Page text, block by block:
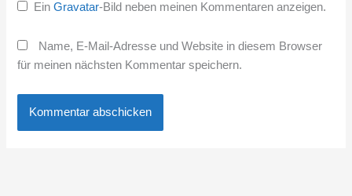
EinGravatar-Bild neben meinen Kommentaren anzeigen.
Name, E-Mail-Adresse und Website in diesem Browser
für meinen nächsten Kommentar speichern.